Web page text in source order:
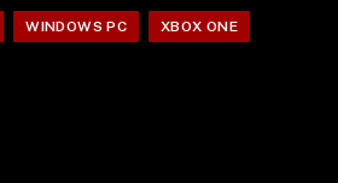
WINDOWS PC XBOX ONE